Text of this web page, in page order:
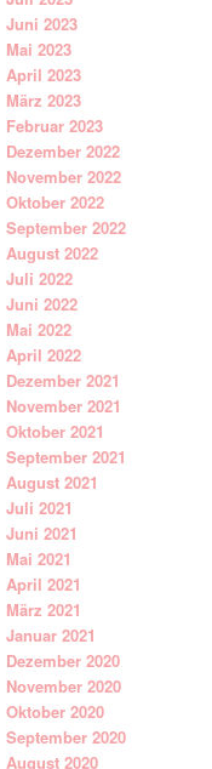
Juni 2023
Mai 2023
April 2023
März 2023
Februar 2023
Dezember 2022
November 2022
Oktober 2022
September 2022
August 2022
Juli 2022
Juni 2022
Mai 2022
April 2022
Dezember 2021
November 2021
Oktober 2021
September 2021
August 2021
Juli 2021
Juni 2021
Mai 2021
April 2021
März 2021
Januar 2021
Dezember 2020
November 2020
Oktober 2020
September 2020
August 2020